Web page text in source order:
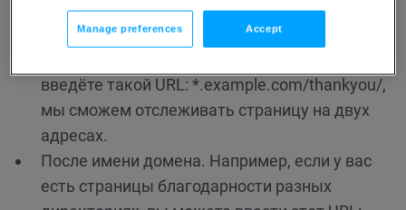
есть страницы благодарности на двух
доменах: catalog.example.com/thankyou/ и
введёте такой URL: *.example.com/thankyou/,
мы сможем отслеживать страницу на двух
адресах.
После имени домена. Например, если у вас
есть страницы благодарности разных
Manage preferences Accept